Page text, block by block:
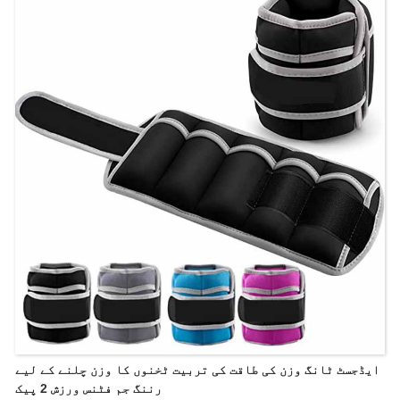
ایڈجسٹ ٹانگ وزن کی طاقت کی تربیت ٹخنوں کا وزن چلنے کے لیے
رننگ جم فٹنس ورزش 2 پیک